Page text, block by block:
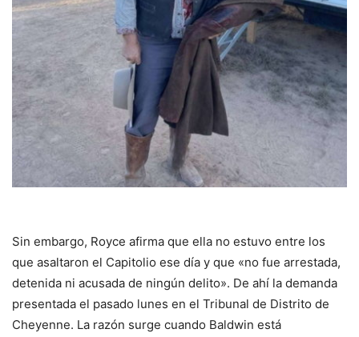
Sin embargo, Royce afirma que ella no estuvo entre los
que asaltaron el Capitolio ese día y que «no fue arrestada,
detenida ni acusada de ningún delito». De ahí la demanda
presentada el pasado lunes en el Tribunal de Distrito de
Cheyenne. La razón surge cuando Baldwin está